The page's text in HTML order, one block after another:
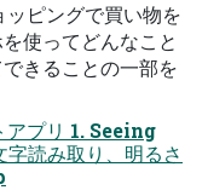
ッピングで買い物を
使ってどんなこと
きることの一部を
アプリ 1. Seeing
読み取り、明るさ